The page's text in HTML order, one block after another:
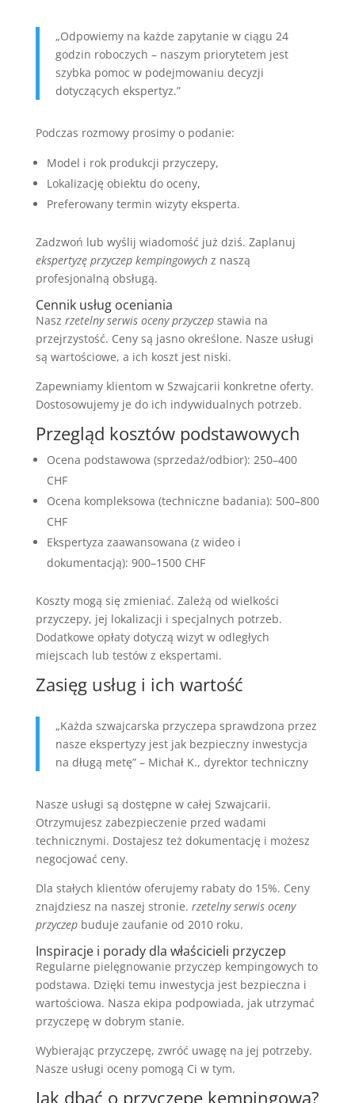
„Odpowiemy na każde zapytanie w ciągu 24
godzin roboczych – naszym priorytetem jest
szybka pomoc w podejmowaniu decyzji
dotyczących ekspertyz.”
Podczas rozmowy prosimy o podanie:
Model i rok produkcji przyczepy,
Lokalizację obiektu do oceny,
Preferowany termin wizyty eksperta.
Zadzwoń lub wyślij wiadomość już dziś. Zaplanuj
ekspertyzę przyczep kempingowychz naszą
profesjonalną obsługą.
Cennik usług oceniania
Nasz rzetelny serwis oceny przyczepstawia na
przejrzystość. Ceny są jasno określone. Nasze usługi
są wartościowe, a ich koszt jest niski.
Zapewniamy klientom w Szwajcarii konkretne oferty.
Dostosowujemy je do ich indywidualnych potrzeb.
Przegląd kosztów podstawowych
Ocena podstawowa (sprzedaż/odbior): 250–400
CHF
Ocena kompleksowa (techniczne badania): 500–800
CHF
Ekspertyza zaawansowana (z wideo i
dokumentacją): 900–1500 CHF
Koszty mogą się zmieniać. Zależą od wielkości
przyczepy, jej lokalizacji i specjalnych potrzeb.
Dodatkowe opłaty dotyczą wizyt w odległych
miejscach lub testów z ekspertami.
Zasięg usług i ich wartość
„Każda szwajcarska przyczepa sprawdzona przez
nasze ekspertyzy jest jak bezpieczny inwestycja
na długą metę” – Michał K., dyrektor techniczny
Nasze usługi są dostępne w całej Szwajcarii.
Otrzymujesz zabezpieczenie przed wadami
technicznymi. Dostajesz też dokumentację i możesz
negocjować ceny.
Dla stałych klientów oferujemy rabaty do 15%. Ceny
znajdziesz na naszej stronie. rzetelny serwis oceny
przyczepbuduje zaufanie od 2010 roku.
Inspiracje i porady dla właścicieli przyczep
Regularne pielęgnowanie przyczep kempingowych to
podstawa. Dzięki temu inwestycja jest bezpieczna i
wartościowa. Nasza ekipa podpowiada, jak utrzymać
przyczepę w dobrym stanie.
Wybierając przyczepę, zwróć uwagę na jej potrzeby.
Nasze usługi oceny pomogą Ci w tym.
Jak dbać o przyczepę kempingową?